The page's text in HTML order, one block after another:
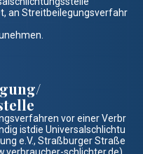
an Streitbeilegungsverfahr
vor einer Verbr
istdie Universalschlichtu
e.V., Straßburger Straße